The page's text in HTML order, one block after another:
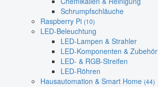
Schrumpfschläuche
Raspberry Pi (10)
LED-Beleuchtung
LED-Lampen & Strahler
LED-Komponenten & Zubehör
LED- & RGB-Streifen
LED-Röhren
Hausautomation & Smart Home (44)